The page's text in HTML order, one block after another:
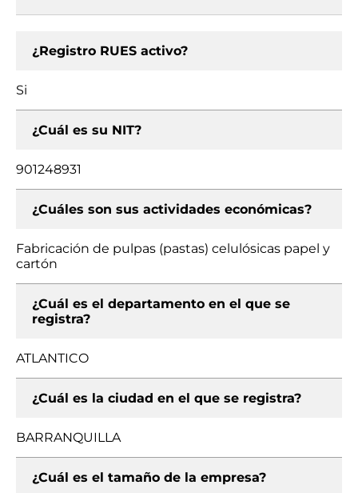
¿Registro RUES activo?
Si
¿Cuál es su NIT?
901248931
¿Cuáles son sus actividades económicas?
Fabricación de pulpas (pastas) celulósicas papel y
cartón
¿Cuál es el departamento en el que se
registra?
ATLANTICO
¿Cuál es la ciudad en el que se registra?
BARRANQUILLA
¿Cuál es el tamaño de la empresa?